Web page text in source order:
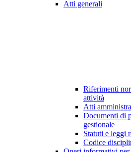
Atti generali
Riferimenti
attività
Atti
Documenti di
gestionale
Statuti e leggi
Codice